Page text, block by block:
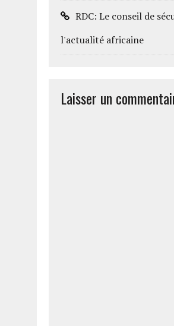
RDC: Le conseil de
l'actualité africaine
Laisser un